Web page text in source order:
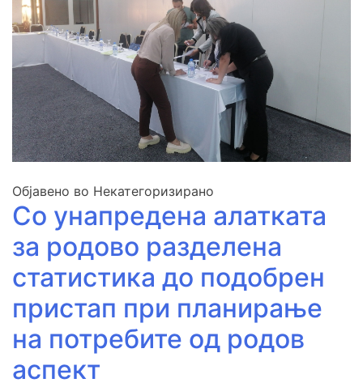
Објавено во Некатегоризирано
Со унапредена алатката
за родово разделена
статистика до подобрен
пристап при планирање
на потребите од родов
аспект